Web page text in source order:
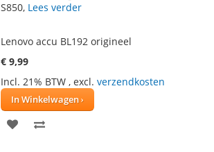
S850, Lees verder
Lenovo accu BL192 origineel
€ 9,99
Incl. 21% BTW , excl. verzendkosten
In Winkelwagen
VOEG